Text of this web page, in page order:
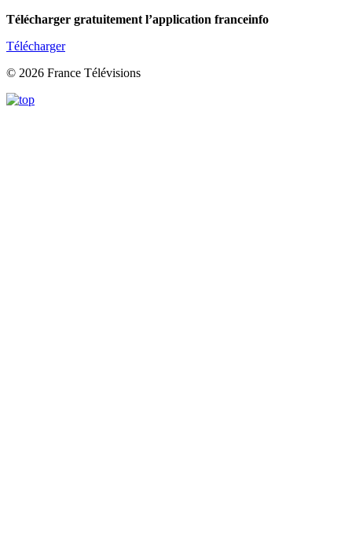
Télécharger gratuitement l’application franceinfo
Télécharger
© 2026 France Télévisions